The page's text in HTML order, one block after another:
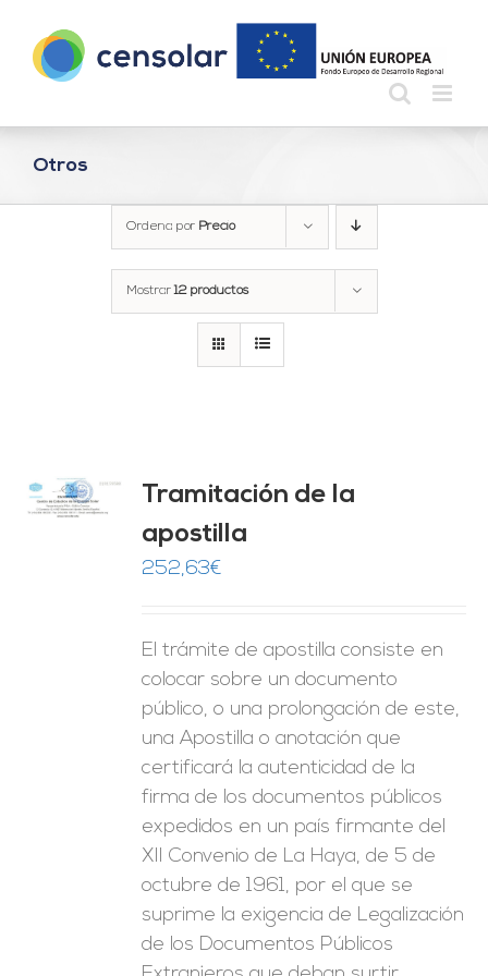
contenido
Otros
Ordena por Precio
Mostrar12 productos
Tramitación de la
apostilla
252,63€
El trámite de apostilla consiste en
colocar sobre un documento
público, o una prolongación de este,
una Apostilla o anotación que
certificará la autenticidad de la
firma de los documentos públicos
expedidos en un país firmante del
XII Convenio de La Haya, de 5 de
octubre de 1961, por el que se
suprime la exigencia de Legalización
de los Documentos Públicos